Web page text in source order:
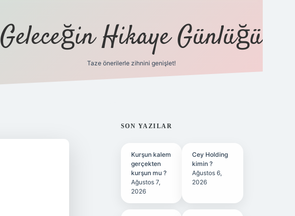
Geleceğin Hikaye Günlüğü
Taze önerilerle zihnini genişlet!
SIDEBAR
SON YAZILAR
Kurşun kalem
gerçekten
kurşun mu ?
Ağustos 7,
2026
Cey Holding
kimin ?
Ağustos 6,
2026